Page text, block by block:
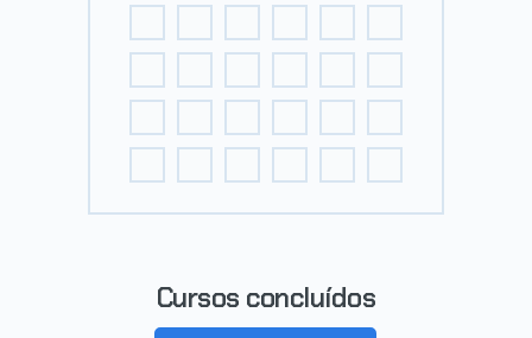
Cursos concluídos